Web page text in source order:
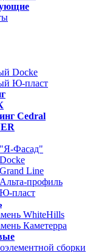
Docke
Ю-пласт
Cedral
Фасад"
Line
профиль
пласт
WhiteHills
Каметерра
сборки